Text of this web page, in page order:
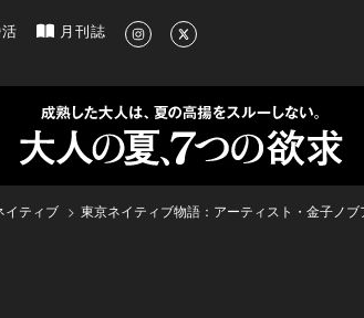
練されたライフスタイル情報
月刊誌
イティブ
東京ネイティブ物語：アーティスト・金子ノ